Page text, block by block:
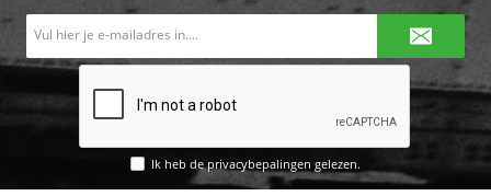
Ik heb deprivacybepalingen gelezen.